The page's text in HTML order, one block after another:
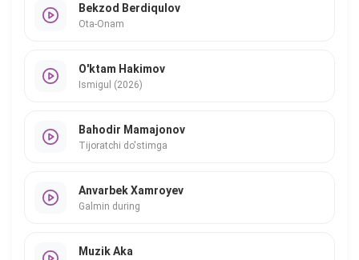
Bekzod Berdiqulov
Ota-Onam
O'ktam Hakimov
Ismigul (2026)
Bahodir Mamajonov
Tijoratchi do'stimga
Anvarbek Xamroyev
Galmin during
Muzik Aka